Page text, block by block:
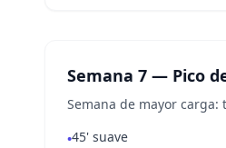
Semana 7 — Pico
Semana de mayor carga:
•45' suave